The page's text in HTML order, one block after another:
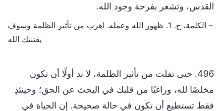
القدس، وتشعر بفرحة وجود الله.
– الكلمة، ج. 1. ظهور الله وعمله. اهرب من تأثير الظلمة وسوف
يقتنيك الله
496. حتى تفلت من تأثير الظلمة، لا بد أولًا أن تكون
مخلصًا لله، وراغبًا من قلبك في البحث عن الحق؛ وحينئذٍ
فقط تستطيع أن تكون في حالة صحيحة. إن الحياة في